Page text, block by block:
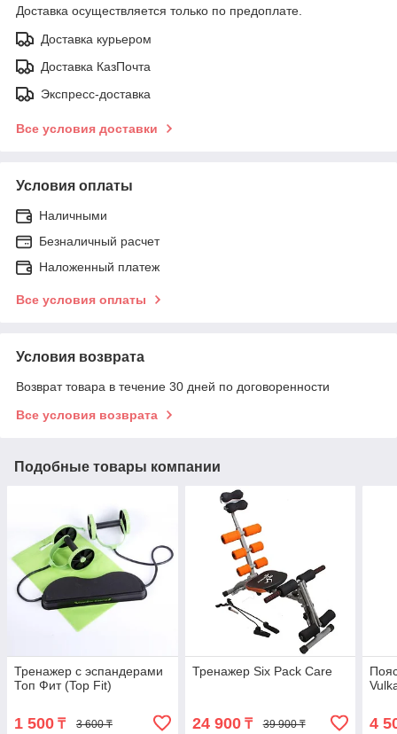
Доставка осуществляется только по предоплате.
Доставка курьером
Доставка КазПочта
Экспресс-доставка
Все условия доставки
Условия оплаты
Наличными
Безналичный расчет
Наложенный платеж
Все условия оплаты
Условия возврата
Возврат товара в течение 30 дней по договоренности
Все условия возврата
Подобные товары компании
Тренажер с эспандерами
Топ Фит (Top Fit)
1 500 ₸ 3 600 ₸
Тренажер Six Pack Care
24 900₸ 39 900 ₸ 4